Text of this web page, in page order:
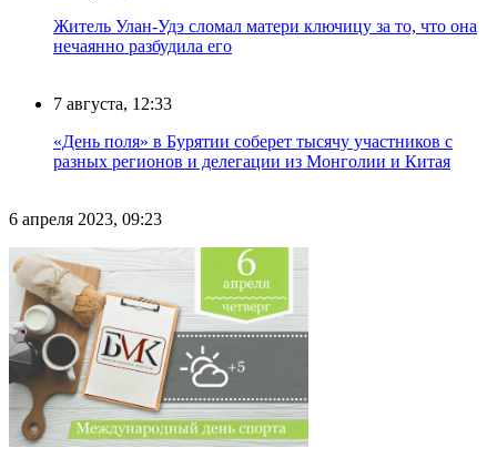
Житель Улан-Удэ сломал матери ключицу за то, что она
нечаянно разбудила его
7 августа, 12:33
«День поля» в Бурятии соберет тысячу участников с
разных регионов и делегации из Монголии и Китая
6 апреля 2023, 09:23